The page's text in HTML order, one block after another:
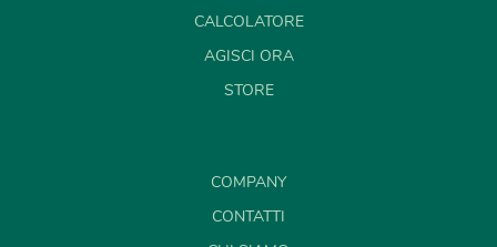
CALCOLATORE
AGISCI ORA
STORE
COMPANY
CONTATTI